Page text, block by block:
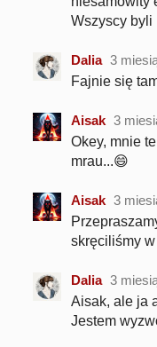
Wszyscy
Dalia 3
Fajnie się
Aisak 3
Okey, mnie
mrau...😄
Aisak 3
skręciliśmy
Dalia 3
Aisak, ale ja
Jestem